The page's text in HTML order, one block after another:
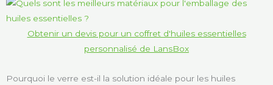
Obtenir un devis pour un coffret d'huiles essentielles
personnalisé de LansBox
Pourquoi le verre est-il la solution idéale pour les huiles